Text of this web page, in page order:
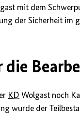
mit dem
der Sicherheit im
KD Wolgast noch
wurde der